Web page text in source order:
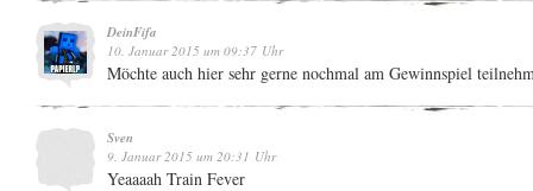
DeinFifa
10. Januar 2015 um 09:37 Uhr
Möchte auch hier sehr gerne nochmal am Gewinnspiel
Sven
9. Januar 2015 um 20:31 Uhr
Yeaaaah Train Fever